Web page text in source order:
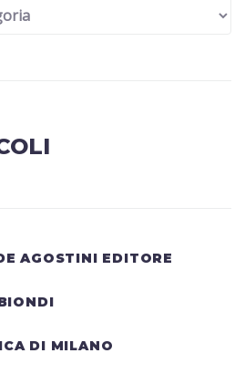
AGOSTINI EDITORE
DI MILANO